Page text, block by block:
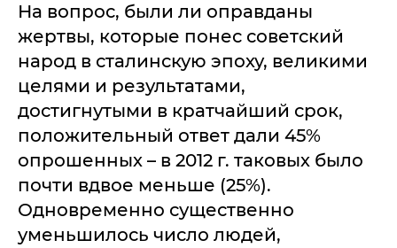
На вопрос, были ли оправданы
жертвы, которые понес советский
народ в сталинскую эпоху, великими
целями и результатами,
достигнутыми в кратчайший срок,
положительный ответ дали 45%
опрошенных – в 2012 г. таковых было
почти вдвое меньше (25%).
Одновременно существенно
уменьшилось число людей,